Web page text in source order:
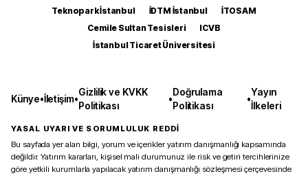
Teknopark İstanbul
İDTM İstanbul
İTOSAM
Cemile Sultan Tesisleri
ICVB
İstanbul Ticaret Üniversitesi
Künye•İletişim•
Gizlilik ve KVKK
Politikası
•
Doğrulama
Politikası
•
Yayın
İlkeleri
YASAL UYARI VE SORUMLULUK REDDİ
Bu sayfada yer alan bilgi, yorum ve içerikler yatırım danışmanlığı kapsamında
değildir. Yatırım kararları, kişisel mali durumunuz ile risk ve getiri tercihlerinize
göre yetkili kurumlarla yapılacak yatırım danışmanlığı sözleşmesi çerçevesinde